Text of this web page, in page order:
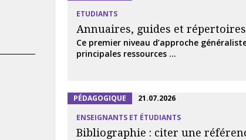
ETUDIANTS
Annuaires, guides et
Ce premier niveau d’approche
principales ressources ...
PÉDAGOGIQUE
21.07.2026
ENSEIGNANTS ET ÉTUDIANTS
Bibliographie : citer une